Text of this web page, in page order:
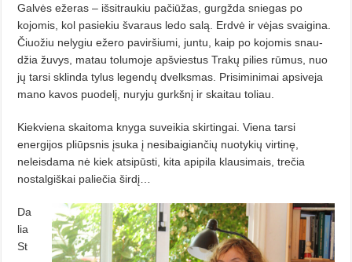
Galvės ežeras – išsitraukiu pačiūžas, gurgžda sniegas po
kojomis, kol pa­sie­kiu švaraus ledo salą. Erdvė ir vė­jas svaigina.
Čiuožiu nelygiu ežero paviršiumi, juntu, kaip po kojomis snau­
džia žuvys, matau tolumoje ap­šviestus Trakų pilies rūmus, nuo
jų tarsi sklinda tylus legendų dvelksmas. Prisiminimai apsiveja
mano ka­vos puodelį, nuryju gurkšnį ir skai­tau toliau.
Kiekviena skaitoma knyga suvei­kia skirtingai. Viena tarsi
energijos pliūpsnis įsuka į nesibaigiančių nuotykių virtinę,
neleisdama nė kiek at­si­pūsti, kita apipila klausimais, tre­čia
nostalgiškai paliečia širdį…
Da
lia
St